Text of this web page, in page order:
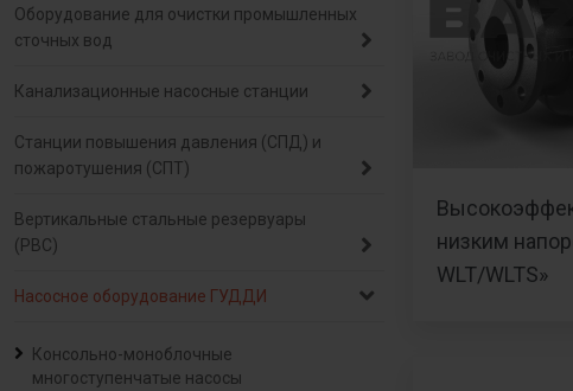
Оборудование для очистки промышленных
сточных вод
Канализационные насосные станции
Станции повышения давления (СПД) и
пожаротушения (СПТ)
Вертикальные стальные резервуары
(РВС)
Насосное оборудование ГУДДИ
Консольно-моноблочные
многоступенчатые насосы
низким
WLT/WLTS»